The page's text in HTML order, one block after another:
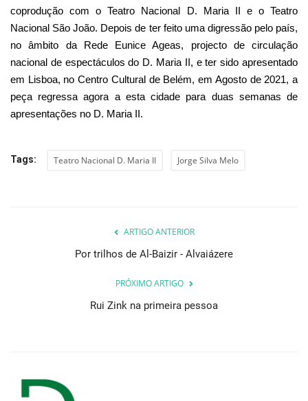
coprodução com o Teatro Nacional D. Maria II e o Teatro
Nacional São João. Depois de ter feito uma digressão pelo país,
no âmbito da Rede Eunice Ageas, projecto de circulação
nacional de espectáculos do D. Maria II, e ter sido apresentado
em Lisboa, no Centro Cultural de Belém, em Agosto de 2021, a
peça regressa agora a esta cidade para duas semanas de
apresentações no D. Maria II.
Tags: Teatro Nacional D. Maria II Jorge Silva Melo
ARTIGO ANTERIOR
Por trilhos de Al-Baizir - Alvaiázere
PRÓXIMO ARTIGO
Rui Zink na primeira pessoa